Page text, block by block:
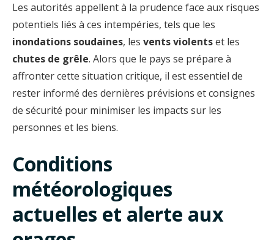
Les autorités appellent à la prudence face aux risques
potentiels liés à ces intempéries, tels que les
inondations soudaines, les vents violentset les
chutes de grêle. Alors que le pays se prépare à
affronter cette situation critique, il est essentiel de
rester informé des dernières prévisions et consignes
de sécurité pour minimiser les impacts sur les
personnes et les biens.
Conditions
météorologiques
actuelles et alerte aux